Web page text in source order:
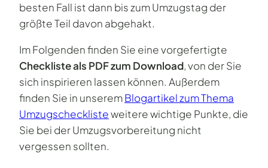
besten Fall ist dann bis zum Umzugstag der
größte Teil davon abgehakt.
Im Folgenden finden Sie eine vorgefertigte
Checkliste als PDF zum Download, von der Sie
sich inspirieren lassen können. Außerdem
finden Sie in unseremBlogartikel zum Thema
Umzugschecklisteweitere wichtige Punkte, die
Sie bei der Umzugsvorbereitung nicht
vergessen sollten.